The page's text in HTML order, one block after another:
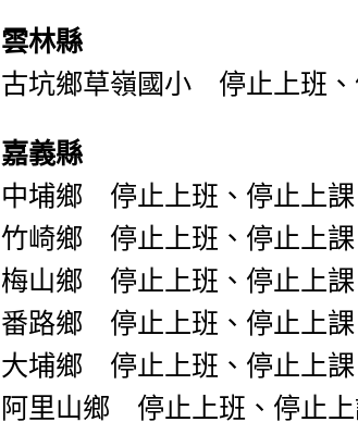
雲林縣
古坑鄉草嶺國小 停止上班、
嘉義縣
中埔鄉 停止上班、停止上課
竹崎鄉 停止上班、停止上課
梅山鄉 停止上班、停止上課
番路鄉 停止上班、停止上課
大埔鄉 停止上班、停止上課
阿里山鄉 停止上班、停止